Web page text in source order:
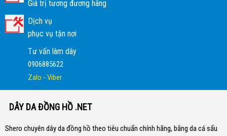
Giá trị tương đương hãng
Dịch vụ
phục vụ tận nơi
Tư vấn làm dây
0906885622
Zalo - Viber
DÂY DA ĐỒNG HỒ .NET
Shero chuyên dây da đồng hồ theo tiêu chuẩn chính hãng, bằng da cá sấu